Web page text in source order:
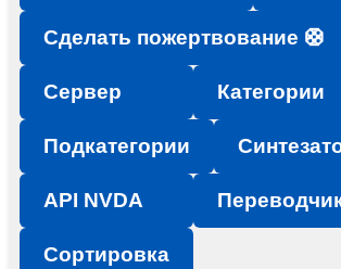
Сделать пожертвование 🛟
Сервер Категории
Подкатегории
API NVDA
Сортировка